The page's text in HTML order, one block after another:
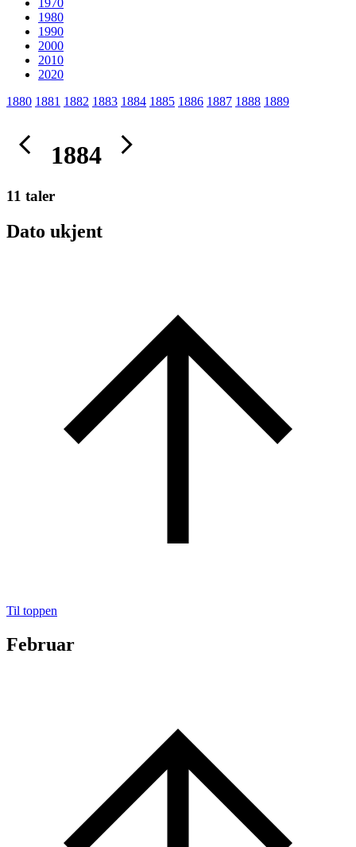
1980
1990
2000
2010
2020
1880 1881 1882 1883 1884 1885 1886 1887 1888 1889
1884
11 taler
Dato ukjent
Til toppen
Februar